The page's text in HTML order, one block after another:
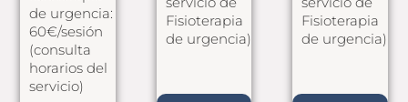
de urgencia:
60€/sesión
(consulta
horarios del
servicio)
Fisioterapia
de urgencia)
Fisioterapia
de urgencia)